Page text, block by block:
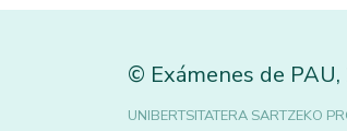
© Exámenes de PAU,
UNIBERTSITATERA SARTZEKO